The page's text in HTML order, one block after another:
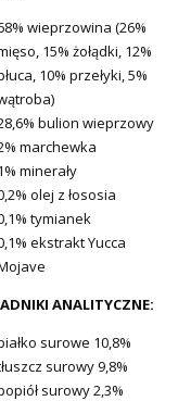
wieprzowina (26%
15% żołądki, 12%
10% przełyki, 5%
bulion wieprzowy
marchewka
minerały
olej z łososia
tymianek
ekstrakt Yucca
ANALITYCZNE:
surowe 10,8%
surowy 9,8%
surowy 2,3%